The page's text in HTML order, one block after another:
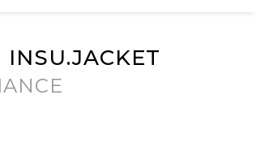
INSU.JACKET